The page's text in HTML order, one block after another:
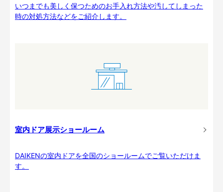
いつまでも美しく保つためのお手入れ方法や汚してしまった
時の対処方法などをご紹介します。
室内ドア展示ショールーム
DAIKENの室内ドアを全国のショールームでご覧いただけま
す。